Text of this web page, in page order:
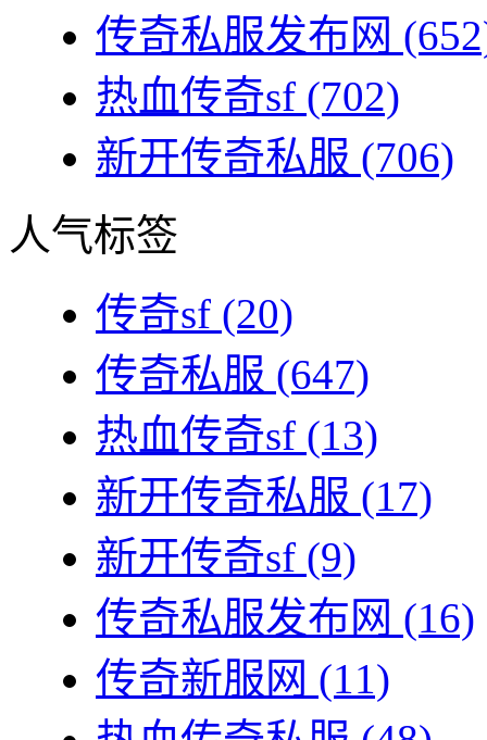
传奇私服发布网
热血传奇sf (702)
新开传奇私服 (706)
人气标签
传奇sf (20)
传奇私服 (647)
热血传奇sf (13)
新开传奇私服 (17)
新开传奇sf (9)
传奇私服发布网 (16)
传奇新服网 (11)